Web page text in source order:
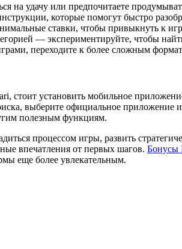
на удачу или предпочитаете
которые помогут быстро
ставки, чтобы привыкнуть к
— экспериментируйте, чтобы
переходите к более сложным
стоит установить мобильное
выберите официальное приложение
полезным функциям.
процессом игры, развить
впечатления от первых шагов. Бонусы
еще более увлекательным.